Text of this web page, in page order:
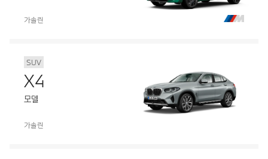
가솔린
SUV
X4
모델
가솔린